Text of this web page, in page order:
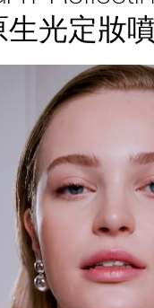
生光定妝